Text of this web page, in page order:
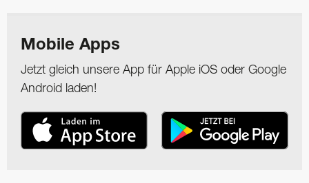
Mobile Apps
Jetzt gleich unsere App für Apple iOS oder Google
Android laden!